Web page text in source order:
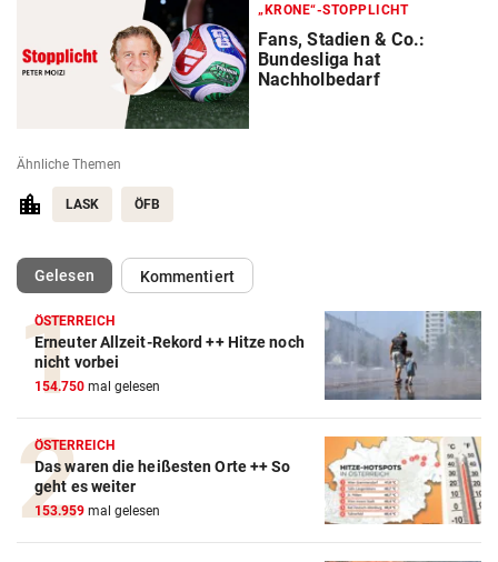
„KRONE“-STOPPLICHT
Fans, Stadien & Co.:
Bundesliga hat
Nachholbedarf
Ähnliche Themen
LASK ÖFB
Gelesen(ausgewählt)Kommentiert
ÖSTERREICH
Erneuter Allzeit-Rekord ++ Hitze noch
nicht vorbei
154.750 mal gelesen
ÖSTERREICH
Das waren die heißesten Orte ++ So
geht es weiter
153.959 mal gelesen
Action-Cam Vergleich
ZUM VERGLEICH
Crosstrainer Vergleich
ZUM VERGLEICH
E-Bike Vergleich
ZUM VERGLEICH